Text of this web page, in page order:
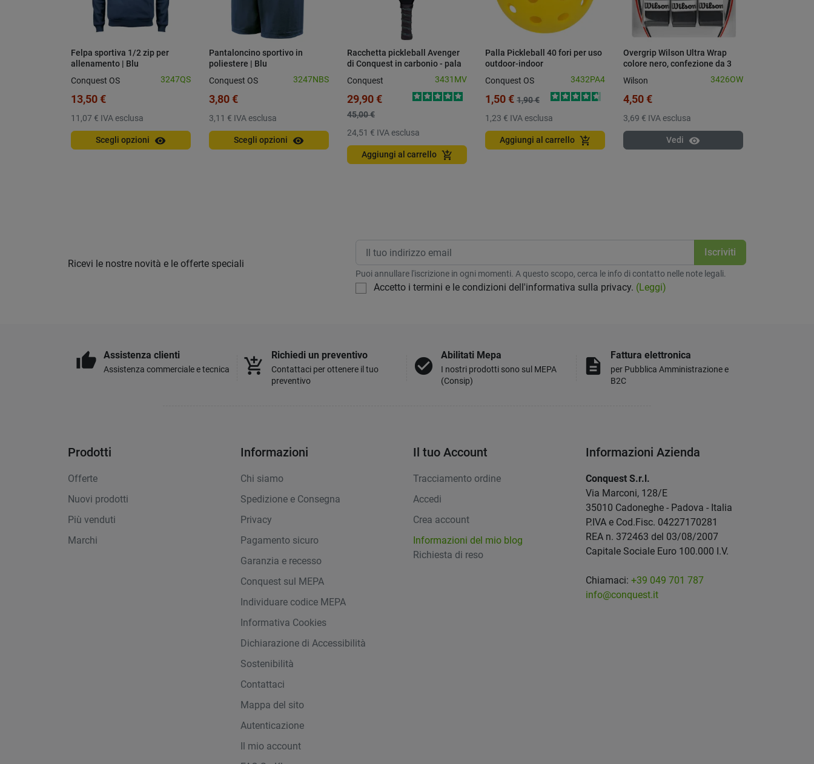
Felpa sportiva 1/2 zip per
allenamento | Blu
Conquest OS 3247QS
13,50 €
11,07 € IVA esclusa
Scegli opzioni visibility
Pantaloncino sportivo in
poliestere | Blu
Conquest OS 3247NBS
3,80 €
3,11 € IVA esclusa
Scegli opzioni visibility
Racchetta pickleball Avenger
di Conquest in carbonio - pala
Conquest 3431MV
29,90 €
45,00 €
24,51 € IVA esclusa
Aggiungi al carrello add_shopping_cart
Palla Pickleball 40 fori per uso
outdoor-indoor
Conquest OS 3432PA4
1,50 € 1,90 €
1,23 € IVA esclusa
Aggiungi al carrello add_shopping_cart
Overgrip Wilson Ultra Wrap
colore nero, confezione da 3
Wilson 3426OW
4,50 €
3,69 € IVA esclusa
Vedi visibility
Ricevi le nostre novità e le offerte speciali
Puoi annullare l'iscrizione in ogni momenti. A questo scopo, cerca le info di contatto nelle note legali.
Accetto i termini e le condizioni dell'informativa sulla privacy. (Leggi)
thumb_up Assistenza clienti
Assistenza commerciale e tecnica add_shopping_cart
Richiedi un preventivo
Contattaci per ottenere il tuo
preventivo
check_circle
Abilitati Mepa
I nostri prodotti sono sul MEPA
(Consip)
description
Fattura elettronica
per Pubblica Amministrazione e
B2C
Prodotti
Offerte
Nuovi prodotti
Più venduti
Marchi
Informazioni
Chi siamo
Spedizione e Consegna
Privacy
Pagamento sicuro
Garanzia e recesso
Conquest sul MEPA
Individuare codice MEPA
Informativa Cookies
Dichiarazione di Accessibilità
Sostenibilità
Contattaci
Mappa del sito
Autenticazione
Il mio account
Il tuo Account
Tracciamento ordine
Accedi
Crea account
Informazioni del mio blog
Richiesta di reso
Informazioni Azienda
Conquest S.r.l.
Via Marconi, 128/E
35010 Cadoneghe - Padova - Italia
P.IVA e Cod.Fisc. 04227170281
REA n. 372463 del 03/08/2007
Capitale Sociale Euro 100.000 I.V.
Chiamaci: +39 049 701 787
info@conquest.it